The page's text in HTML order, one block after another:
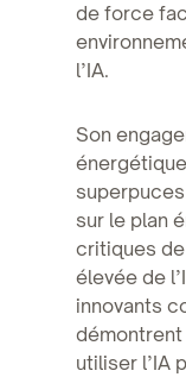
de force
l’IA.
Son
sur le plan
critiques
élevée de
innovants
démontrent
utiliser l’IA